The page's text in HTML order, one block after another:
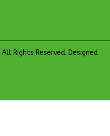
All Rights Reserved. Designed